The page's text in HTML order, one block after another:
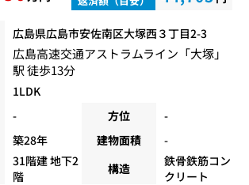
広島県広島市安佐南区大塚西３丁目2-3
広島高速交通アストラムライン 「大塚」
駅 徒歩13分
1LDK
- 方位
-
築28年 建物面積
-
31階建 地下2
階
構造
鉄骨鉄筋コン
クリート